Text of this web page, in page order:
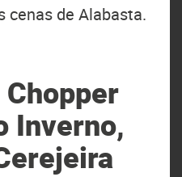
cenas de Alabasta.
Inverno,